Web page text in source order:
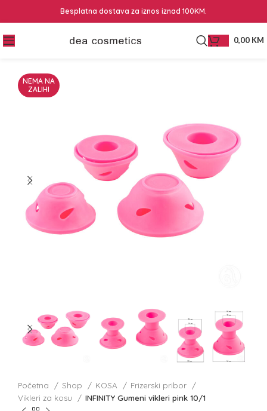
Besplatna dostava za iznos iznad 100KM.
0,00 KM
NEMA NA
ZALIHI
Početna Shop KOSA
Frizerski pribor
Vikleri za kosu
INFINITY Gumeni vikleri pink 10/1